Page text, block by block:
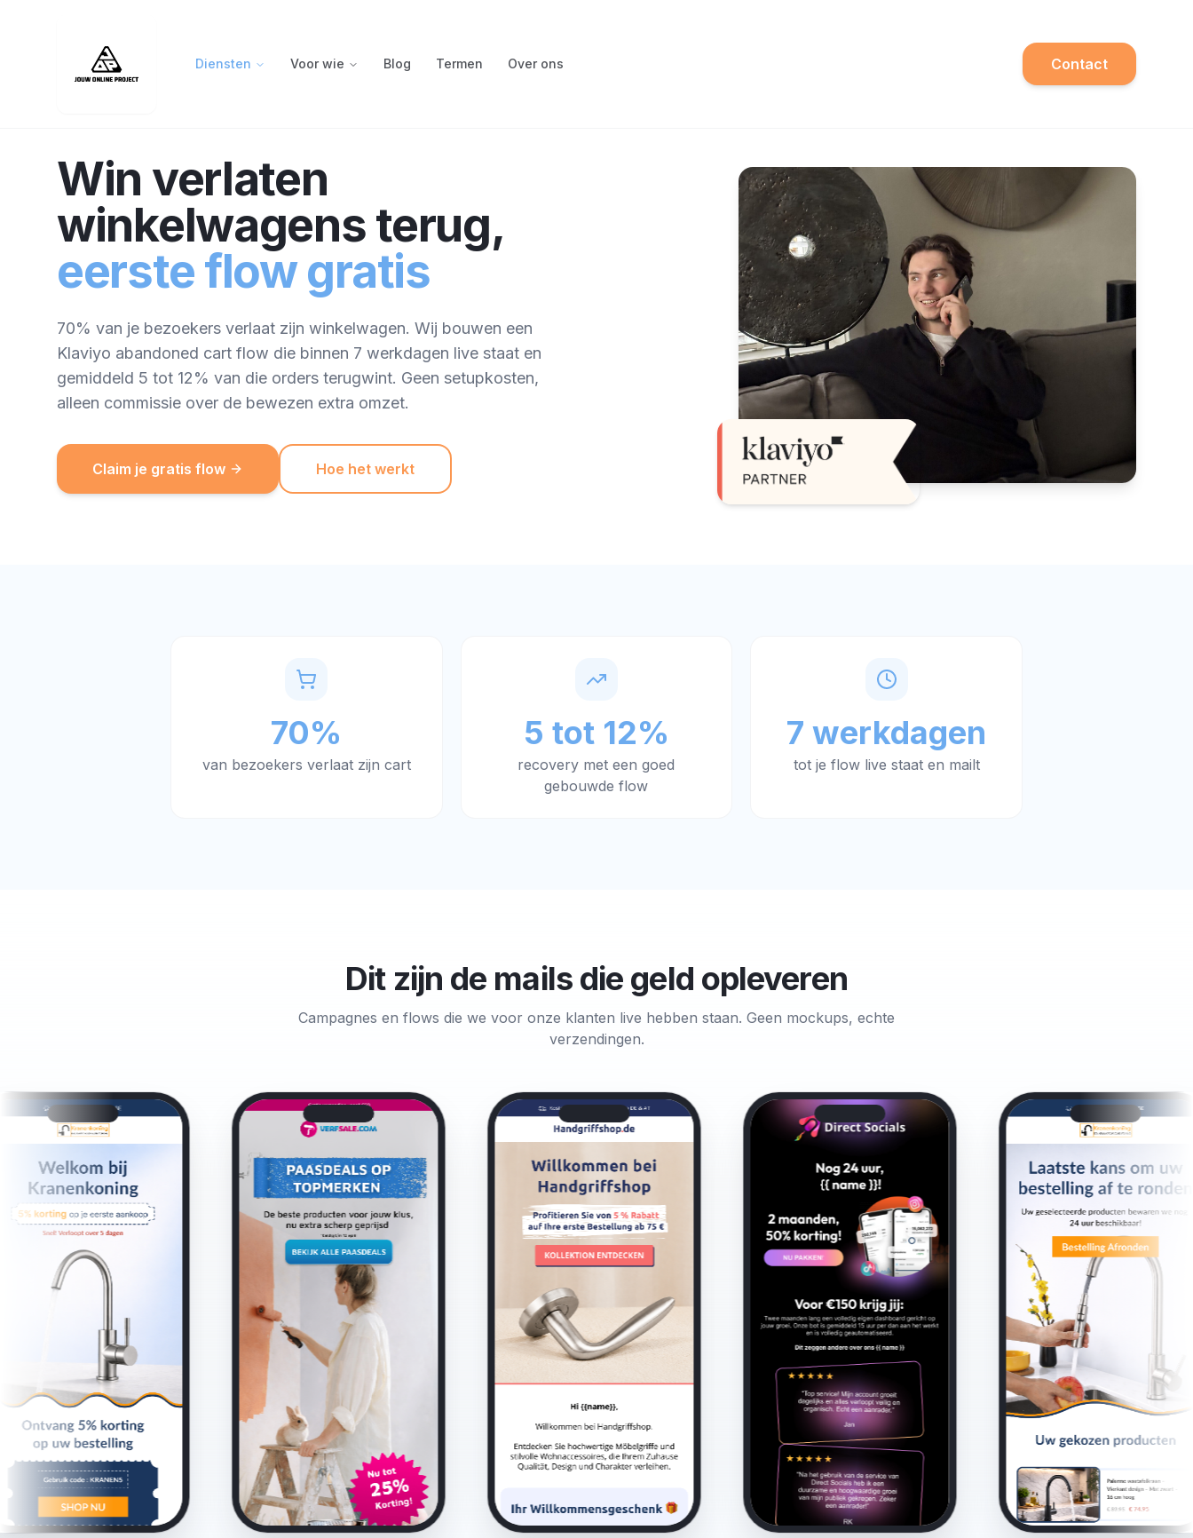
Diensten Voor wie Blog Termen Over ons Contact
Win verlaten
winkelwagens terug,
eerste flow gratis
70% van je bezoekers verlaat zijn winkelwagen. Wij bouwen een
Klaviyo abandoned cart flow die binnen 7 werkdagen live staat en
gemiddeld 5 tot 12% van die orders terugwint. Geen setupkosten,
alleen commissie over de bewezen extra omzet.
Claim je gratis flow Hoe het werkt
70%
van bezoekers verlaat zijn cart
5 tot 12%
recovery met een goed
gebouwde flow
7 werkdagen
tot je flow live staat en mailt
Dit zijn de mails die geld opleveren
Campagnes en flows die we voor onze klanten live hebben staan. Geen mockups, echte
verzendingen.